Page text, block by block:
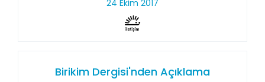
24 Ekim 2017
Birikim Dergisi'nden Açıklama